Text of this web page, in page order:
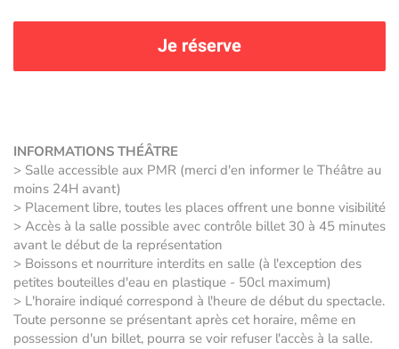
Je réserve
INFORMATIONS THÉÂTRE
> Salle accessible aux PMR (merci d'en informer le Théâtre au
moins 24H avant)
> Placement libre, toutes les places offrent une bonne visibilité
> Accès à la salle possible avec contrôle billet 30 à 45 minutes
avant le début de la représentation
> Boissons et nourriture interdits en salle (à l'exception des
petites bouteilles d'eau en plastique - 50cl maximum)
> L'horaire indiqué correspond à l'heure de début du spectacle.
Toute personne se présentant après cet horaire, même en
possession d'un billet, pourra se voir refuser l'accès à la salle.